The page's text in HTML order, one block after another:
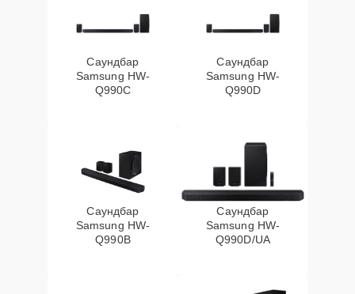
Саундбар
Samsung HW-
Q990C
Саундбар
Samsung HW-
Q990D
Саундбар
Samsung HW-
Q990B
Саундбар
Samsung HW-
Q990D/UA